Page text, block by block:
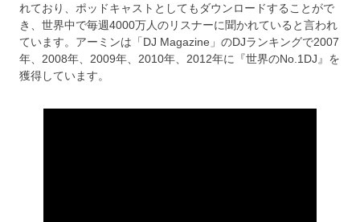
れており、ポッドキャストとしてもダウンロードすることがで
き、世界中で毎週4000万人のリスナーに聞かれていると言われ
ています。アーミンは「DJ Magazine」のDJランキングで2007
年、2008年、2009年、2010年、2012年に『世界のNo.1DJ』を
獲得しています。